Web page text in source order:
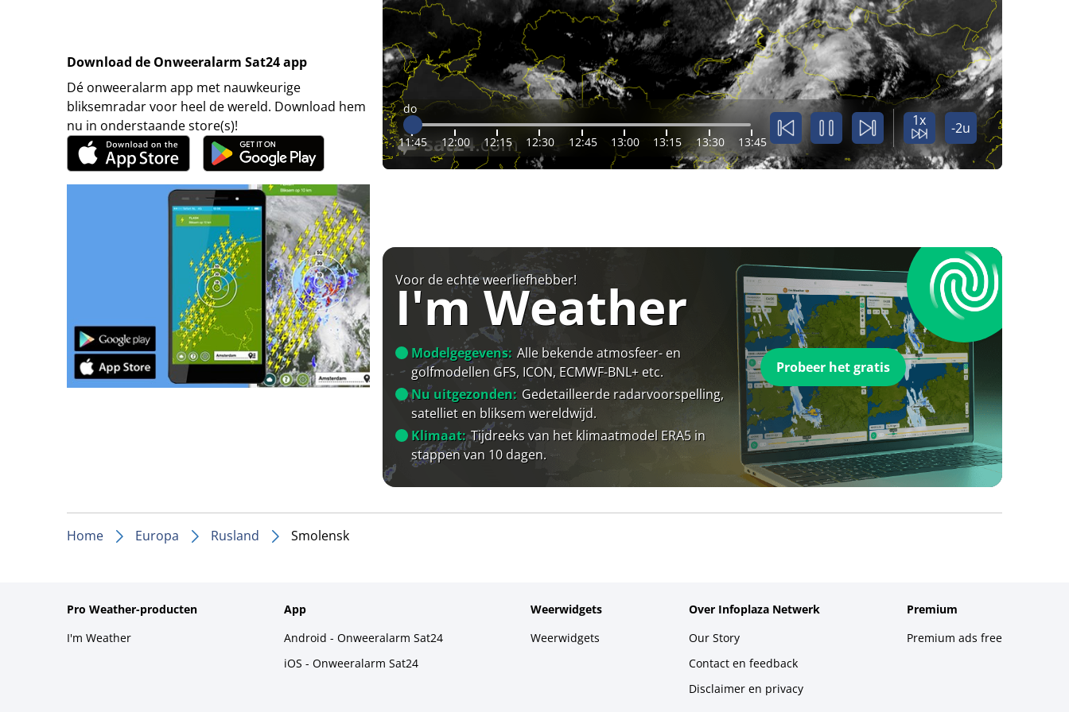
Download de Onweeralarm Sat24 app
Dé onweeralarm app met nauwkeurige
bliksemradar voor heel de wereld. Download hem
nu in onderstaande store(s)!
do
11:45 12:00 12:15 12:30 12:45 13:00 13:15 13:30 13:45
1x -2u
Voor de echte weerliefhebber!
I'm Weather
Modelgegevens: Alle bekende atmosfeer- en
golfmodellen GFS, ICON, ECMWF-BNL+ etc.
Nu uitgezonden: Gedetailleerde radarvoorspelling,
satelliet en bliksem wereldwijd.
Klimaat: Tijdreeks van het klimaatmodel ERA5 in
stappen van 10 dagen.
Probeer het gratis
Home Europa Rusland Smolensk
Pro Weather-producten
I'm Weather
App
Android - Onweeralarm Sat24
iOS - Onweeralarm Sat24
Weerwidgets
Weerwidgets
Over Infoplaza Netwerk
Our Story
Contact en feedback
Disclaimer en privacy
Premium
Premium ads free